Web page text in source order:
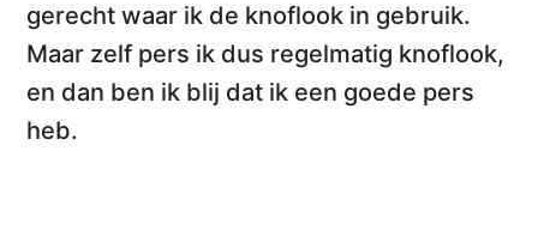
gerecht waar ik de knoflook in gebruik.
Maar zelf pers ik dus regelmatig knoflook,
en dan ben ik blij dat ik een goede pers
heb.